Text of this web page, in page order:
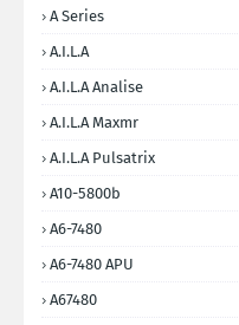
A Series
A.I.L.A
A.I.L.A Analise
A.I.L.A Maxmr
A.I.L.A Pulsatrix
A10-5800b
A6-7480
A6-7480 APU
A67480